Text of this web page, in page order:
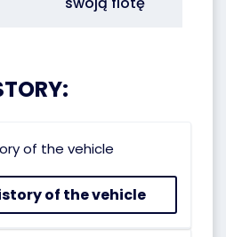
of the vehicle
of the vehicle